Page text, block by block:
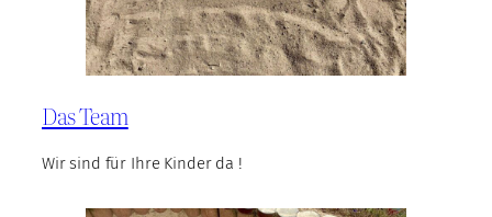
Das Team
Wir sind für Ihre Kinder da !